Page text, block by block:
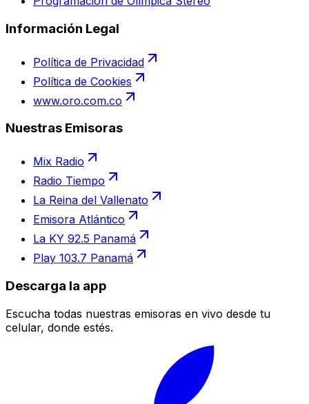
Información Legal
Política de Privacidad
Política de Cookies
www.oro.com.co
Nuestras Emisoras
Mix Radio
Radio Tiempo
La Reina del Vallenato
Emisora Atlántico
La KY 92.5 Panamá
Play 103.7 Panamá
Descarga la app
Escucha todas nuestras emisoras en vivo desde tu
celular, donde estés.